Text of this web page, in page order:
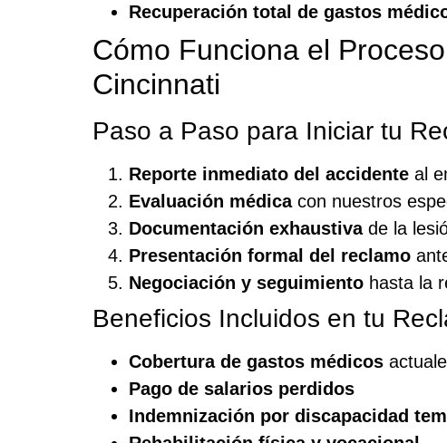
Recuperación total de gastos
Cómo Funciona el
Cincinnati
Paso a Paso para Iniciar tu
Reporte inmediato del accidente al
Evaluación médicacon nuestros
Documentación exhaustivade la
Presentación formal del reclamo
Negociación y seguimiento hasta la
Beneficios Incluidos en tu
Cobertura de gastos médicos
Pago de salarios perdidos
Indemnización por discapacidad